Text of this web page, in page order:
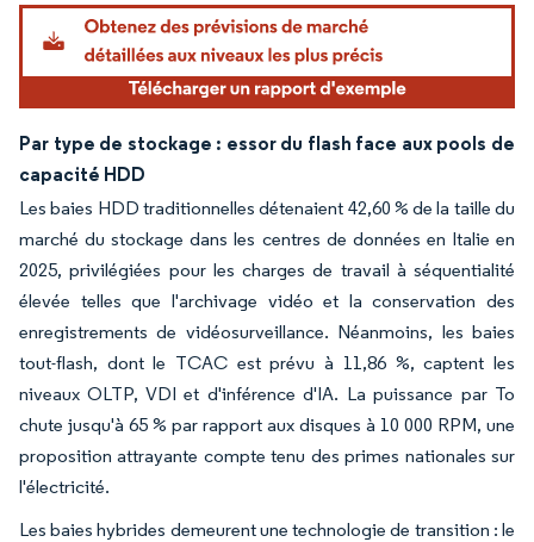
Par type de stockage : essor du flash face aux pools de
capacité HDD
Les baies HDD traditionnelles détenaient 42,60 % de la taille du
marché du stockage dans les centres de données en Italie en
2025, privilégiées pour les charges de travail à séquentialité
élevée telles que l'archivage vidéo et la conservation des
enregistrements de vidéosurveillance. Néanmoins, les baies
tout-flash, dont le TCAC est prévu à 11,86 %, captent les
niveaux OLTP, VDI et d'inférence d'IA. La puissance par To
chute jusqu'à 65 % par rapport aux disques à 10 000 RPM, une
proposition attrayante compte tenu des primes nationales sur
l'électricité.
Les baies hybrides demeurent une technologie de transition : le